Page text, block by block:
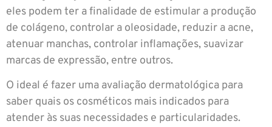
eles podem ter a finalidade de estimular a produção
de colágeno, controlar a oleosidade, reduzir a acne,
atenuar manchas, controlar inflamações, suavizar
marcas de expressão, entre outros.
O ideal é fazer uma avaliação dermatológica para
saber quais os cosméticos mais indicados para
atender às suas necessidades e particularidades.